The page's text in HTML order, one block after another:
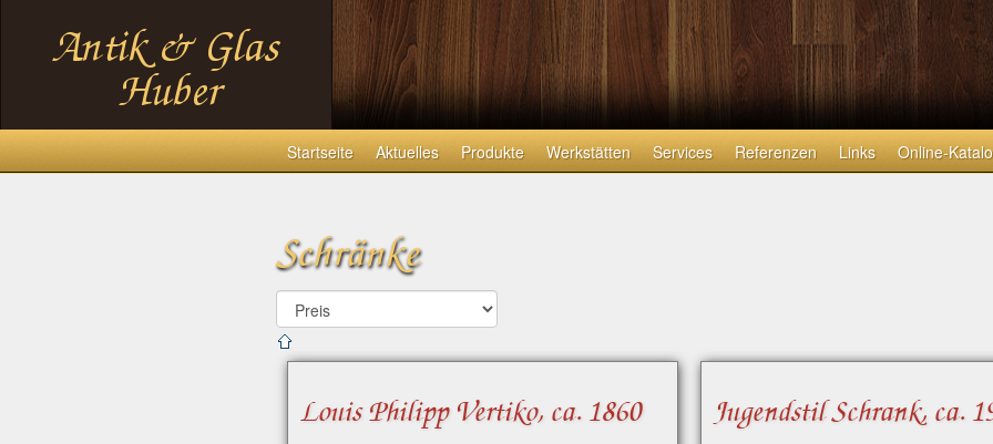
Startseite Aktuelles Produkte Werkstätten Services Referenzen Links Online-
Schränke
Louis Philipp Vertiko, ca. 1860 Jugendstil Schrank, ca.